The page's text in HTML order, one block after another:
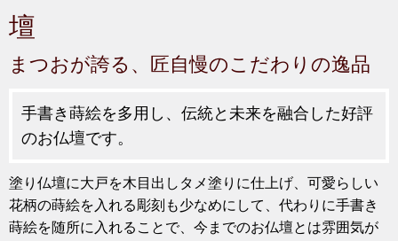
壇
まつおが誇る、匠自慢のこだわりの逸品
手書き蒔絵を多用し、伝統と未来を融合した好評
のお仏壇です。
塗り仏壇に大戸を木目出しタメ塗りに仕上げ、可愛らしい
花柄の蒔絵を入れる彫刻も少なめにして、代わりに手書き
蒔絵を随所に入れることで、今までのお仏壇とは雰囲気が